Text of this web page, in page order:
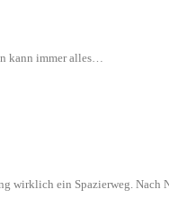
kann immer alles…
wirklich ein Spazierweg. Nach